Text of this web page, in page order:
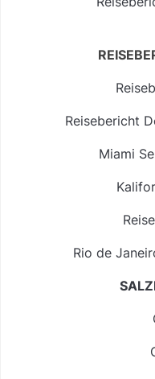
Reisebericht
Miami
Rio de